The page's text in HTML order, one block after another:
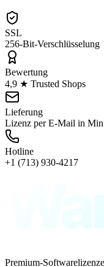
SSL
256-Bit-Verschlüsselung
Bewertung
4,9 ★ Trusted Shops
Lieferung
Lizenz per E-Mail in
Hotline
+1 (713) 930-4217
Premium-